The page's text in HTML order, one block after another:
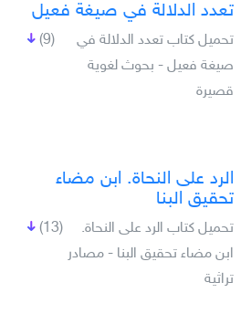
تعدد الدلالة في صيغة فعيل
(9)
تحميل كتاب تعدد الدلالة في
صيغة فعيل - بحوث لغوية
قصيرة
الرد على النحاة. ابن مضاء
تحقيق البنا
(13)
تحميل كتاب الرد على النحاة.
ابن مضاء تحقيق البنا - مصادر
تراثية